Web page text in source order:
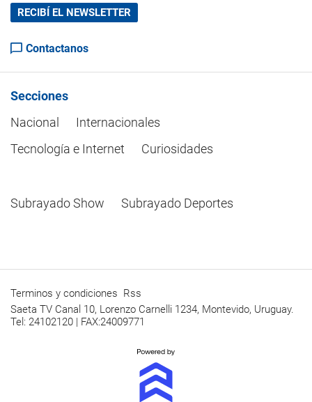
RECIBÍ EL NEWSLETTER
Contactanos
Secciones
Nacional
Internacionales
Tecnología e Internet
Curiosidades
Subrayado Show Subrayado Deportes
Terminos y condiciones Rss
Saeta TV Canal 10, Lorenzo Carnelli 1234, Montevido, Uruguay.
Tel: 24102120 | FAX:24009771